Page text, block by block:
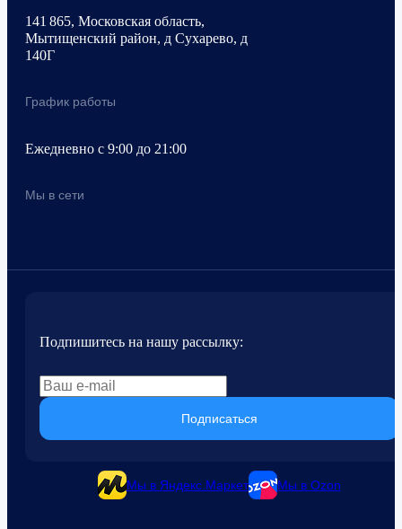
141 865, Московская область,
Мытищенский район, д Сухарево, д
140Г
График работы
Ежедневно с 9:00 до 21:00
Мы в сети
Подпишитесь на нашу рассылку:
Подписаться
Мы в Яндекс.Маркет Мы в Ozon